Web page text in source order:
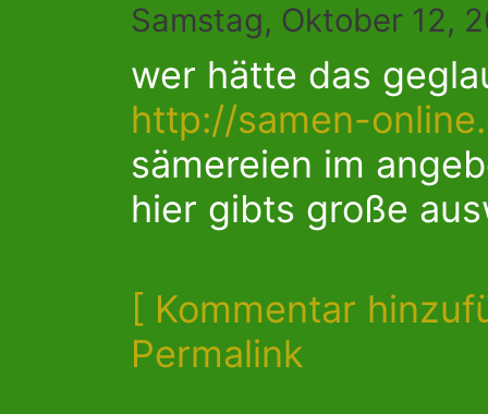
Samstag, Oktober 12,
wer hätte das
http://samen-
sämereien im
hier gibts große
[ Kommentar
Permalink